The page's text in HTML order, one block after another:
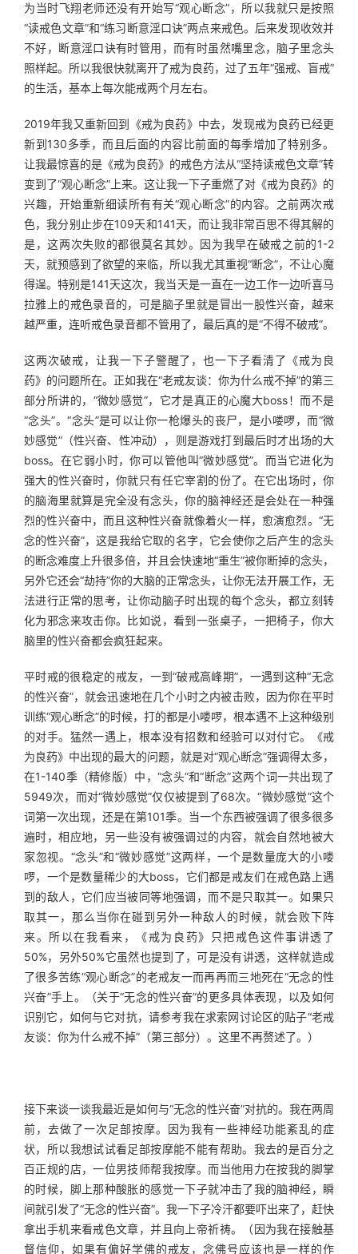
为当时飞翔老师还没有开始写“观心断念”，所以我就只是按照
“读戒色文章”和“练习断意淫口诀”两点来戒色。后来发现收效并
不好，断意淫口诀有时管用，而有时虽然嘴里念，脑子里念头
照样起。所以我很快就离开了戒为良药，过了五年“强戒、盲戒”
的生活，基本上每次能戒两个月左右。
2019年我又重新回到《戒为良药》中去，发现戒为良药已经更
新到130多季，而且后面的内容比前面的每季增加了特别多。
让我最惊喜的是《戒为良药》的戒色方法从“坚持读戒色文章”转
变到了“观心断念”上来。这让我一下子重燃了对《戒为良药》的
兴趣，开始重新细读所有有关“观心断念”的内容。之前两次戒
色，我分别止步在109天和141天，而让我非常百思不得其解的
是，这两次失败的都很莫名其妙。因为我早在破戒之前的1-2
天，就预感到了欲望的来临，所以我尤其重视“断念”，不让心魔
得逞。特别是141天这次，我当天是一直在一边工作一边听喜马
拉雅上的戒色录音的，可是脑子里就是冒出一股性兴奋，越来
越严重，连听戒色录音都不管用了，最后真的是“不得不破戒”。
这两次破戒，让我一下子警醒了，也一下子看清了《戒为良
药》的问题所在。正如我在“老戒友谈：你为什么戒不掉”的第三
部分所讲的，“微妙感觉”，它才是真正的心魔大boss！而不是
“念头”。“念头”是可以让你一枪爆头的丧尸，是小喽啰，而“微
妙感觉”（性兴奋、性冲动），则是游戏打到最后时才出场的大
boss。在它弱小时，你可以管他叫“微妙感觉”。而当它进化为
强大的性兴奋时，你就只有任它宰割的份了。在它出场时，你
的脑海里就算是完全没有念头，你的脑神经还是会处在一种强
烈的性兴奋中，而且这种性兴奋就像着火一样，愈演愈烈。“无
念的性兴奋”，这是我给它取的名字，它会使你之后产生的念头
的断念难度上升很多倍，并且会快速地“重生”被你断掉的念头，
另外它还会“劫持”你的大脑的正常念头，让你无法开展工作，无
法进行正常的思考，让你动脑子时出现的每个念头，都立刻转
化为邪念来攻击你。比如说，看到一张桌子，一把椅子，你大
脑里的性兴奋都会疯狂起来。
平时戒的很稳定的戒友，一到“破戒高峰期”，一遇到这种“无念
的性兴奋”，就会迅速地在几个小时之内被击败，因为你在平时
训练“观心断念”的时候，打的都是小喽啰，根本遇不上这种级别
的对手。猛然一遇上，根本没有招数和经验可以对付它。《戒
为良药》中出现的最大的问题，就是对“观心断念”强调得太多，
在1-140季（精修版）中，“念头”和“断念”这两个词一共出现了
5949次，而对“微妙感觉”仅仅被提到了68次。“微妙感觉”这个
词第一次出现，还是在第101季。当一个东西被强调了很多很多
遍时，相应地，另一些没有被强调过的内容，就会自然地被大
家忽视。“念头”和“微妙感觉”这两样，一个是数量庞大的小喽
啰，一个是数量稀少的大boss，它们都是戒友们在戒色路上遇
到的敌人，它们应当被同等地强调，而不是只取其一。如果只
取其一，那么当你在碰到另外一种敌人的时候，就会败下阵
来。所以在我看来，《戒为良药》只把戒色这件事讲透了
50%，另外50%它虽然也提到了，可是没有讲透，这样就造成
了很多苦练“观心断念”的老戒友一而再再而三地死在“无念的性
兴奋”手上。（关于“无念的性兴奋”的更多具体表现，以及如何
识别它，如何与它对抗，请参考我在求索网讨论区的贴子“老戒
友谈：你为什么戒不掉”（第三部分）。这里不再赘述了。）
接下来谈一谈我最近是如何与“无念的性兴奋”对抗的。我在两周
前，去做了一次足部按摩。因为我有一些神经功能紊乱的症
状，所以我想试试看足部按摩能不能有帮助。我去的是百分之
百正规的店，一位男技师帮我按摩。而当他用力在按我的脚掌
的时候，脚上那种酸胀的感觉一下子就冲击了我的脑神经，瞬
间就引发了“无念的性兴奋”。我一下子冷汗都要吓出来了，赶快
拿出手机来看戒色文章，并且向上帝祈祷。（因为我在接触基
督信仰，如果有偏好学佛的戒友，念佛号应该也是一样的作